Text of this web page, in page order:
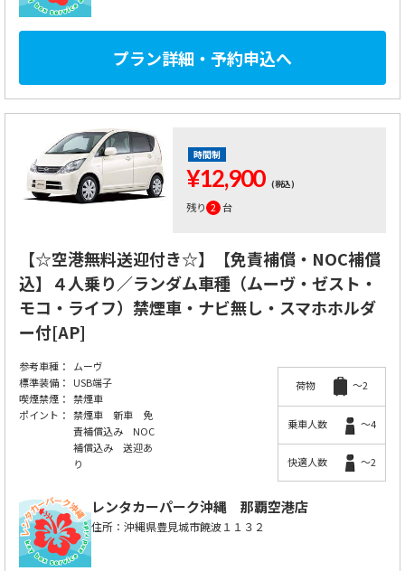
プラン詳細・予約申込へ
時間制
¥12,900 (税込)
残り 2 台
【☆空港無料送迎付き☆】【免責補償・NOC補償
込】４人乗り／ランダム車種（ムーヴ・ゼスト・
モコ・ライフ）禁煙車・ナビ無し・スマホホルダ
ー付[AP]
参考車種：
ムーヴ
標準装備：
USB端子
喫煙禁煙： 禁煙車
ポイント： 禁煙車 新車 免
責補償込み NOC
補償込み 送迎あ
り
荷物 ～2
乗車人数 ～4
快適人数 ～2
レンタカーパーク沖縄 那覇空港店
住所：沖縄県豊見城市饒波１１３２